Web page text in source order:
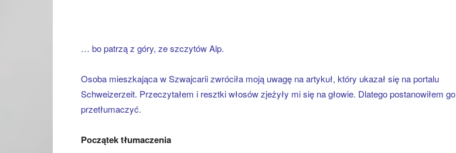
… bo patrzą z góry, ze szczytów Alp.
Osoba mieszkająca w Szwajcarii zwróciła moją uwagę na artykuł, który ukazał się na portalu
Schweizerzeit. Przeczytałem i resztki włosów zjeżyły mi się na głowie. Dlatego postanowiłem go
przetłumaczyć.
Początek tłumaczenia